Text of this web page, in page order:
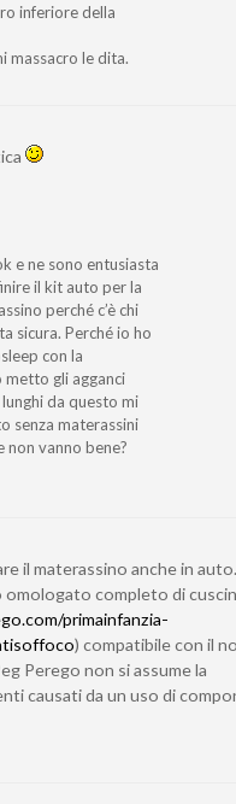
inferiore della
massacro le dita.
e ne sono entusiasta
il kit auto per la
perché c’è chi
sicura. Perché io ho
con la
gli agganci
da questo mi
senza materassini
non vanno bene?
il materassino anche in
omologato completo di
primainfanzia-
) compatibile con il
Perego non si assume la
causati da un uso di